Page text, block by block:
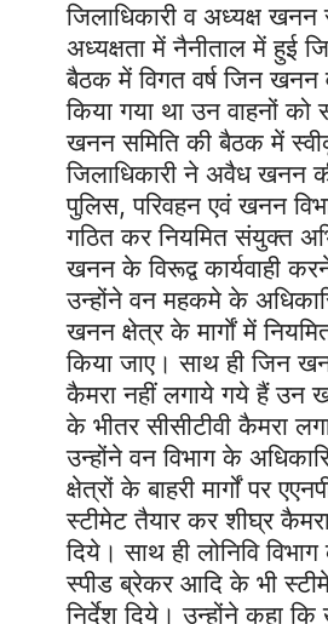
जिलाधिकारी व अध्यक्ष खनन
अध्यक्षता में नैनीताल में हुई
बैठक मेंविगत वर्ष जिन खनन
किया गया था उन वाहनों
खनन समिति की बैठक में
जिलाधिकारी ने अवैध खनन
पुलिस, परिवहन एवं खनन
गठित कर नियमित संयुक्त
खनन के विरूद्व कार्यवाही
उन्होंने वन महकमे के
खनन क्षेत्र के मार्गाें में
किया जाए। साथ ही जिन
कैमरा नहीं लगाये गये हैं उन
के भीतर सीसीटीवी कैमरा
उन्होंने वन विभाग के
क्षेत्रों के बाहरी मार्गों पर
स्टीमेट तैयार कर शीघ्र
दिये। साथ ही लोनिवि
स्पीड ब्रेकर आदि के भी
निर्देश दिये। उन्होंने कहा